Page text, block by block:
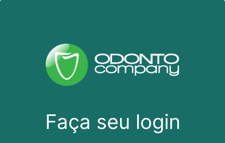
Faça seu login